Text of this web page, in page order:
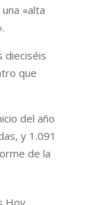
«alta
dieciséis
que
del año
y 1.091
de la
Hoy